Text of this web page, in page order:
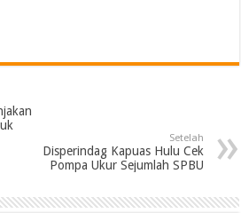
Setelah
Disperindag Kapuas Hulu Cek
Pompa Ukur Sejumlah SPBU